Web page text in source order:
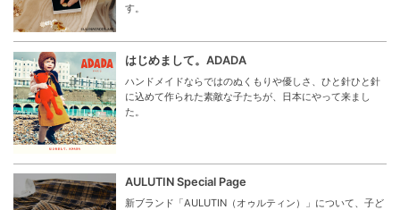
す。
はじめまして。ADADA
ハンドメイドならではのぬくもりや優しさ、ひと針ひと針
に込めて作られた素敵な子たちが、日本にやって来まし
た。
AULUTIN Special Page
新ブランド「AULUTIN（オゥルティン）」について、子ど